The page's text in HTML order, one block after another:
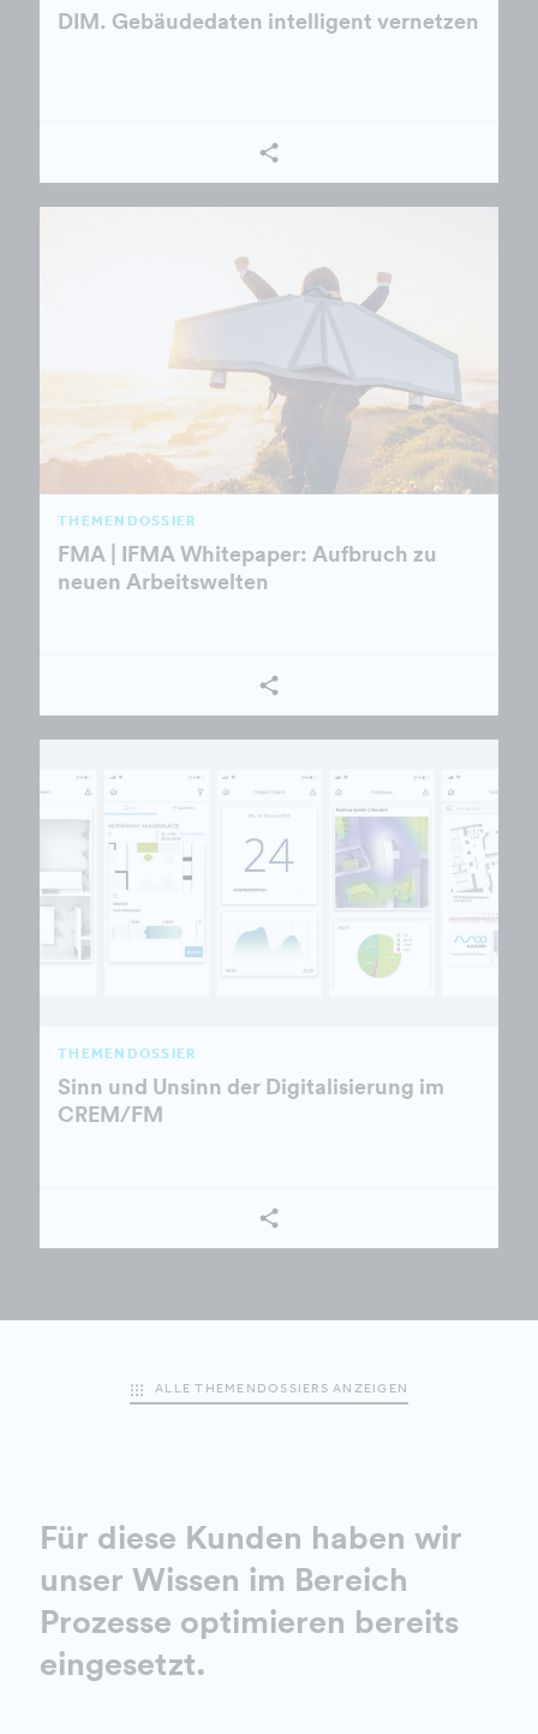
DIM. Gebäudedaten intelligent vernetzen
THEMENDOSSIER
FMA | IFMA Whitepaper: Aufbruch zu
neuen Arbeitswelten
THEMENDOSSIER
Sinn und Unsinn der Digitalisierung im
CREM/FM
ALLE THEMENDOSSIERS ANZEIGEN
Für diese Kunden haben wir
unser Wissen im Bereich
Prozesse optimieren bereits
eingesetzt.